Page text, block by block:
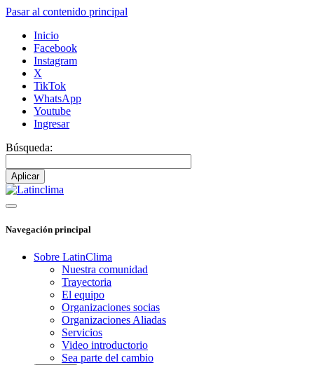
Pasar al contenido principal
Inicio
Facebook
Instagram
X
TikTok
WhatsApp
Youtube
Ingresar
Búsqueda:
Navegación principal
Sobre LatinClima
Nuestra comunidad
Trayectoria
El equipo
Organizaciones socias
Organizaciones Aliadas
Servicios
Video introductorio
Sea parte del cambio